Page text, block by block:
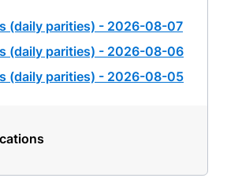
(daily parities) - 2026-08-07
(daily parities) - 2026-08-06
(daily parities) - 2026-08-05